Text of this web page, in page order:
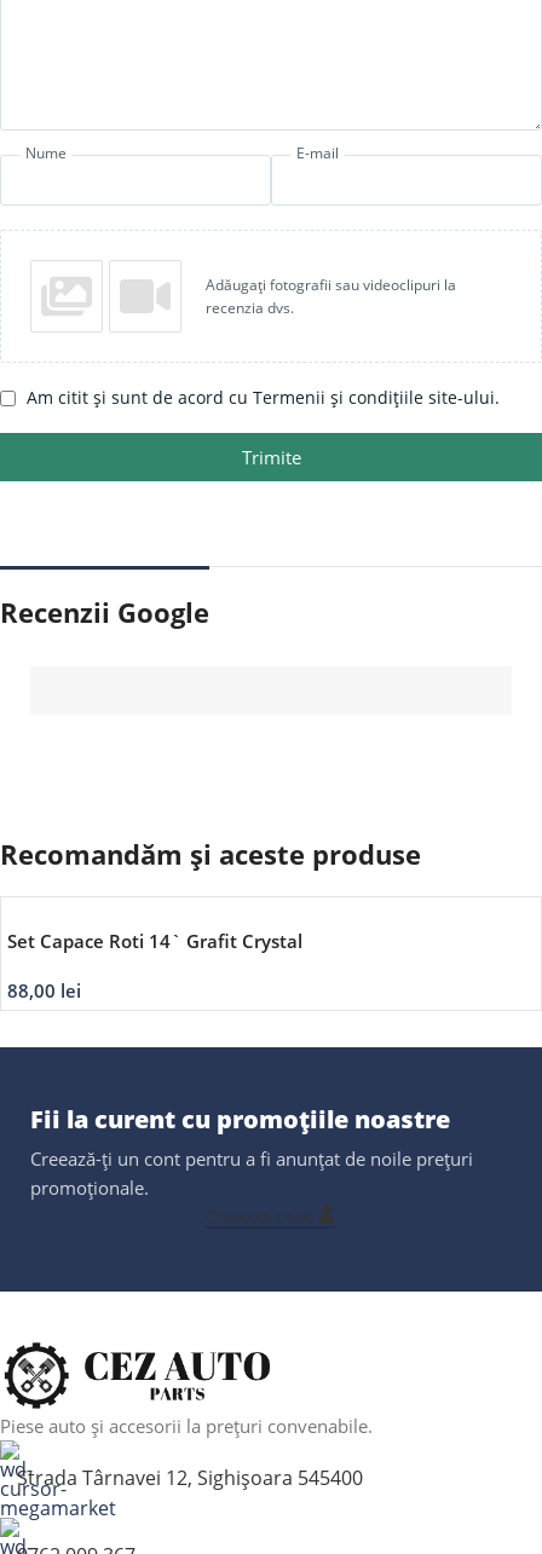
Nume E-mail
Adăugați fotografii sau videoclipuri la
recenzia dvs.
Am citit și sunt de acord cu Termenii și condițiile site-ului.
Trimite
Recenzii Google
Recomandăm și aceste produse
Set Capace Roti 14` Grafit Crystal
88,00 lei
Fii la curent cu promoțiile noastre
Creează-ți un cont pentru a fi anunțat de noile prețuri
promoționale.
Creează cont
Piese auto și accesorii la prețuri convenabile.
Strada Târnavei 12, Sighișoara 545400